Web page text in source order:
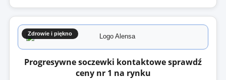
Zdrowie i piękno
Progresywne soczewki kontaktowe sprawdź
ceny nr 1 na rynku